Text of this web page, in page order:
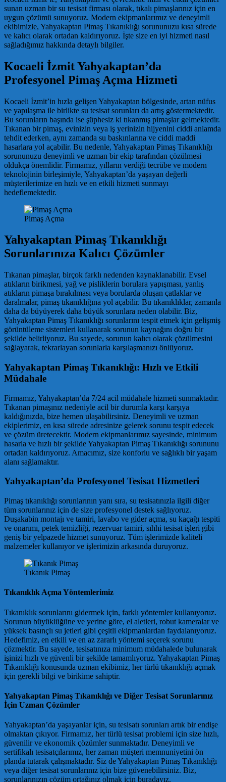
sunan uzman bir su tesisat firması olarak, tıkalı pimaşlarınız için en
uygun çözümü sunuyoruz. Modern ekipmanlarımız ve deneyimli
ekibimizle, Yahyakaptan Pimaş Tıkanıklığı sorununuzu kısa sürede
ve kalıcı olarak ortadan kaldırıyoruz. İşte size en iyi hizmeti nasıl
sağladığımız hakkında detaylı bilgiler.
Kocaeli İzmit Yahyakaptan’da
Profesyonel Pimaş Açma Hizmeti
Kocaeli İzmit’in hızla gelişen Yahyakaptan bölgesinde, artan nüfus
ve yapılaşma ile birlikte su tesisat sorunları da artış göstermektedir.
Bu sorunların başında ise şüphesiz ki tıkanmış pimaşlar gelmektedir.
Tıkanan bir pimaş, evinizin veya iş yerinizin hijyenini ciddi anlamda
tehdit ederken, aynı zamanda su baskınlarına ve ciddi maddi
hasarlara yol açabilir. Bu nedenle, Yahyakaptan Pimaş Tıkanıklığı
sorununuzu deneyimli ve uzman bir ekip tarafından çözülmesi
oldukça önemlidir. Firmamız, yılların verdiği tecrübe ve modern
teknolojinin birleşimiyle, Yahyakaptan’da yaşayan değerli
müşterilerimize en hızlı ve en etkili hizmeti sunmayı
hedeflemektedir.
Pimaş Açma
Yahyakaptan Pimaş Tıkanıklığı
Sorunlarınıza Kalıcı Çözümler
Tıkanan pimaşlar, birçok farklı nedenden kaynaklanabilir. Evsel
atıkların birikmesi, yağ ve pisliklerin borulara yapışması, yanlış
atıkların pimaşa bırakılması veya borularda oluşan çatlaklar ve
daralmalar, pimaş tıkanıklığına yol açabilir. Bu tıkanıklıklar, zamanla
daha da büyüyerek daha büyük sorunlara neden olabilir. Biz,
Yahyakaptan Pimaş Tıkanıklığı sorunlarını tespit etmek için gelişmiş
görüntüleme sistemleri kullanarak sorunun kaynağını doğru bir
şekilde belirliyoruz. Bu sayede, sorunun kalıcı olarak çözülmesini
sağlayarak, tekrarlayan sorunlarla karşılaşmanızı önlüyoruz.
Yahyakaptan Pimaş Tıkanıklığı: Hızlı ve Etkili
Müdahale
Firmamız, Yahyakaptan’da 7/24 acil müdahale hizmeti sunmaktadır.
Tıkanan pimaşınız nedeniyle acil bir durumla karşı karşıya
kaldığınızda, bize hemen ulaşabilirsiniz. Deneyimli ve uzman
ekiplerimiz, en kısa sürede adresinize gelerek sorunu tespit edecek
ve çözüm üretecektir. Modern ekipmanlarımız sayesinde, minimum
hasarla ve hızlı bir şekilde Yahyakaptan Pimaş Tıkanıklığı sorununu
ortadan kaldırıyoruz. Amacımız, size konforlu ve sağlıklı bir yaşam
alanı sağlamaktır.
Yahyakaptan’da Profesyonel Tesisat Hizmetleri
Pimaş tıkanıklığı sorunlarının yanı sıra, su tesisatınızla ilgili diğer
tüm sorunlarınız için de size profesyonel destek sağlıyoruz.
Duşakabin montajı ve tamiri, lavabo ve gider açma, su kaçağı tespiti
ve onarımı, petek temizliği, rezervuar tamiri, sıhhi tesisat işleri gibi
geniş bir yelpazede hizmet sunuyoruz. Tüm işlerimizde kaliteli
malzemeler kullanıyor ve işlerimizin arkasında duruyoruz.
Tıkanık Pimaş
Tıkanıklık Açma Yöntemlerimiz
Tıkanıklık sorunlarını gidermek için, farklı yöntemler kullanıyoruz.
Sorunun büyüklüğüne ve yerine göre, el aletleri, robut kameralar ve
yüksek basınçlı su jetleri gibi çeşitli ekipmanlardan faydalanıyoruz.
Hedefimiz, en etkili ve en az zararlı yöntemi seçerek sorunu
çözmektir. Bu sayede, tesisatınıza minimum müdahalede bulunarak
işinizi hızlı ve güvenli bir şekilde tamamlıyoruz. Yahyakaptan Pimaş
Tıkanıklığı konusunda uzman ekibimiz, her türlü tıkanıklığı açmak
için gerekli bilgi ve birikime sahiptir.
Yahyakaptan Pimaş Tıkanıklığı ve Diğer Tesisat Sorunlarınız
İçin Uzman Çözümler
Yahyakaptan’da yaşayanlar için, su tesisatı sorunları artık bir endişe
olmaktan çıkıyor. Firmamız, her türlü tesisat problemi için size hızlı,
güvenilir ve ekonomik çözümler sunmaktadır. Deneyimli ve
sertifikalı tesisatçılarımız, her zaman müşteri memnuniyetini ön
planda tutarak çalışmaktadır. Siz de Yahyakaptan Pimaş Tıkanıklığı
veya diğer tesisat sorunlarınız için bize güvenebilirsiniz. Biz,
sorunlarınızın çözüm ortağınız olmak için buradayız.